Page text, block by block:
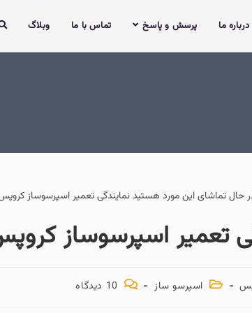
درباره ما پرسش و پاسخ تماس با ما وبلاگ
تعمیر اسپرسوساز
اسپرسو ساز 10 دیدگاه‌